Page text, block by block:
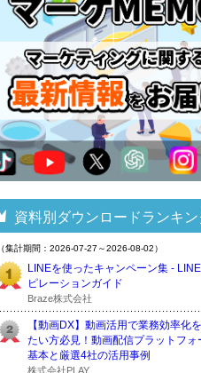
資料別ダウンロードランキン
（集計期間：2026-07-27～2026-08-02）
LINEを使ったキャンペーン集 -
ピレーションガイド
Braze株式会社
【動画DX】動画活用で業務効率化
たい方必見！動画配信プラットフォ
基本と厳選4社の活用事例
株式会社PLAY